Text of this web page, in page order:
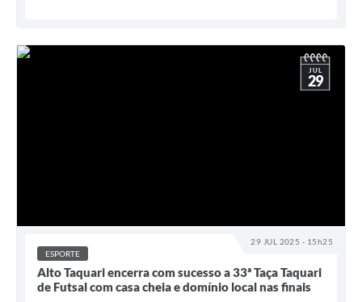
29 JUL 2025 - 15h25
JUL
29
ESPORTE
Alto Taquari encerra com sucesso a 33ª Taça Taquari
de Futsal com casa cheia e domínio local nas finais